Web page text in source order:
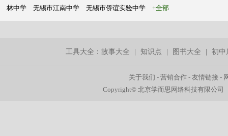
林中学
无锡市江南中学 无锡市侨谊实验中学 +全部
工具大全：故事大全 |知识点 图书大全 |初中
关于我们 -营销合作 -友情链接 -
Copyright© 北京学而思网络科技有限公司